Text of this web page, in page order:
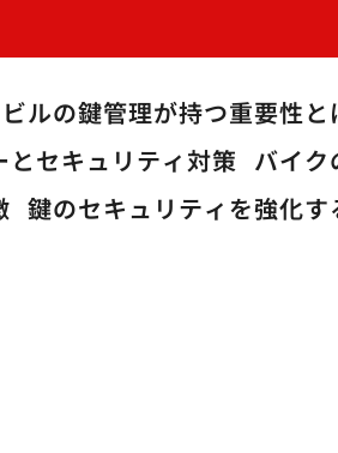
ルの鍵管理が持つ重要性と
セキュリティ対策 バイク
鍵のセキュリティを強化